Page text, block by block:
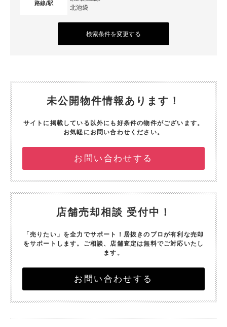
路線/駅
北池袋
検索条件を変更する
未公開物件情報あります！
サイトに掲載している以外にも好条件の物件がございます。
お気軽にお問い合わせください。
お問い合わせする
店舗売却相談 受付中！
「売りたい」を全力でサポート！ 居抜きのプロが有利な売却
をサポートします。 ご相談、店舗査定は無料でご対応いたし
ます。
お問い合わせする